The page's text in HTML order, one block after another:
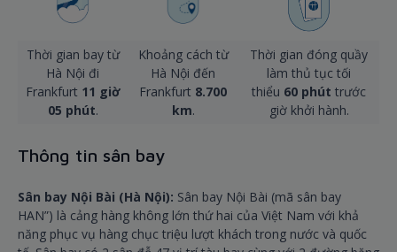
Thời gian bay từ
Hà Nội đi
Frankfurt 11 giờ
05 phút.
Khoảng cách từ
Hà Nội đến
Frankfurt 8.700
km.
Thời gian đóng quầy
làm thủ tục tối
thiểu 60 phút trước
giờ khởi hành.
Thông tin sân bay
Sân bay Nội Bài (Hà Nội): Sân bay Nội Bài (mã sân bay
HAN”) là cảng hàng không lớn thứ hai của Việt Nam với khả
năng phục vụ hàng chục triệu lượt khách trong nước và quốc